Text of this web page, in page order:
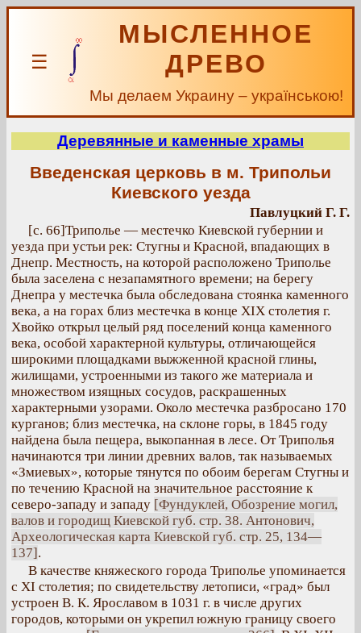
☰
МЫСЛЕННОЕ
ДРЕВО
Мы делаем Украину – українською!
Деревянные и каменные храмы
Введенская церковь в м. Трипольи
Киевского уезда
Павлуцкий Г. Г.
[с. 66]Триполье — местечко Киевской губернии и
уезда при устьи рек: Стугны и Красной, впадающих в
Днепр. Местность, на которой расположено Триполье
была заселена с незапамятного времени; на берегу
Днепра у местечка была обследована стоянка каменного
века, а на горах близ местечка в конце XIX столетия г.
Хвойко открыл целый ряд поселений конца каменного
века, особой характерной культуры, отличающейся
широкими площадками выжженной красной глины,
жилищами, устроенными из такого же материала и
множеством изящных сосудов, раскрашенных
характерными узорами. Около местечка разбросано 170
курганов; близ местечка, на склоне горы, в 1845 году
найдена была пещера, выкопанная в лесе. От Триполья
начинаются три линии древних валов, так называемых
«Змиевых», которые тянутся по обоим берегам Стугны и
по течению Красной на значительное расстояние к
северо-западу и западу [Фундуклей, Обозрение могил,
валов и городищ Киевской губ. стр. 38. Антонович,
Археологическая карта Киевской губ. стр. 25, 134—
137].
В качестве княжеского города Триполье упоминается
с XI столетия; по свидетельству летописи, «град» был
устроен В. К. Ярославом в 1031 г. в числе других
городов, которыми он укрепил южную границу своего